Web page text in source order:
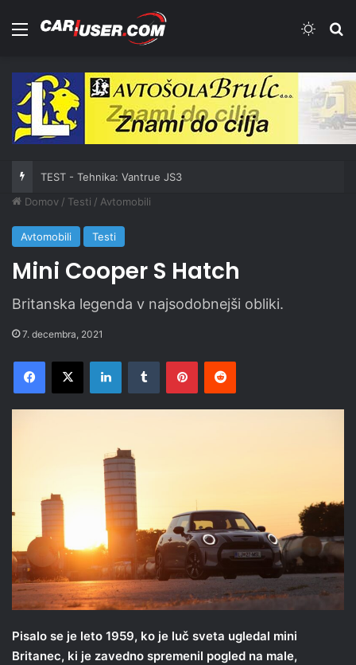
Meni
TEST - Tehnika: Vantrue JS3
Domov / Testi / Avtomobili
Avtomobili Testi
Mini Cooper S Hatch
Britanska legenda v najsodobnejši obliki.
7. decembra, 2021
Facebook
X LinkedInTumblr PinterestReddit
Pisalo se je leto 1959, ko je luč sveta ugledal mini
Britanec, ki je zavedno spremenil pogled na male,